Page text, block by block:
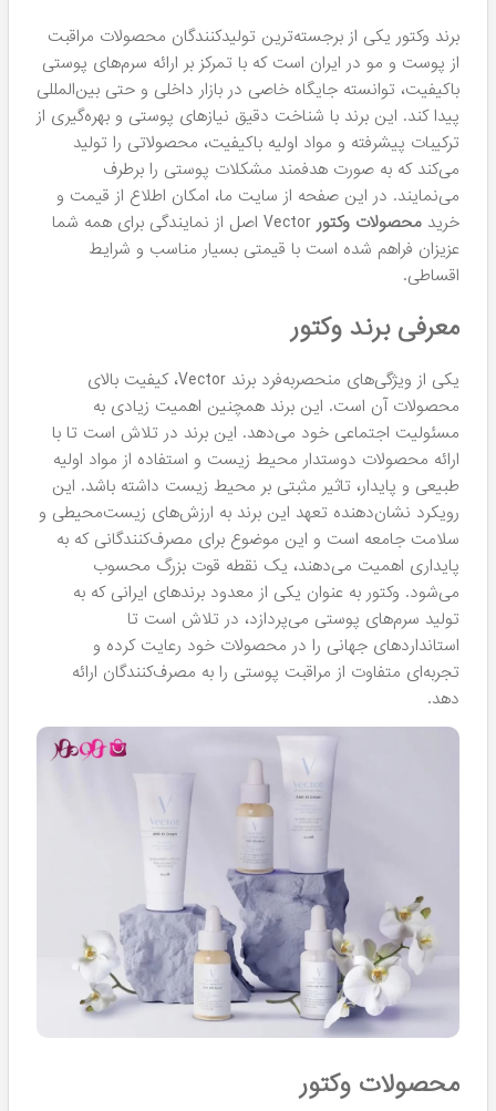
برند وکتور یکی از برجسته‌ترین تولیدکنندگان محصولات مراقبت
از پوست و مو در ایران است که با تمرکز بر ارائه سرم‌های پوستی
باکیفیت، توانسته جایگاه خاصی در بازار داخلی و حتی بین‌المللی
پیدا کند. این برند با شناخت دقیق نیازهای پوستی و بهره‌گیری از
ترکیبات پیشرفته و مواد اولیه باکیفیت، محصولاتی را تولید
می‌کند که به صورت هدفمند مشکلات پوستی را برطرف
می‌نمایند. در این صفحه از سایت ما، امکان اطلاع از قیمت و
خرید محصولات وکتور
Vector اصل از نمایندگی برای همه شما
عزیزان فراهم شده است با قیمتی بسیار مناسب و شرایط
اقساطی.
معرفی برند وکتور
یکی از ویژگی‌های منحصربه‌فرد برند Vector، کیفیت بالای
محصولات آن است. این برند همچنین اهمیت زیادی به
مسئولیت اجتماعی خود می‌دهد. این برند در تلاش است تا با
ارائه محصولات دوستدار محیط زیست و استفاده از مواد اولیه
طبیعی و پایدار، تاثیر مثبتی بر محیط زیست داشته باشد. این
رویکرد نشان‌دهنده تعهد این برند به ارزش‌های زیست‌محیطی و
سلامت جامعه است و این موضوع برای مصرف‌کنندگانی که به
پایداری اهمیت می‌دهند، یک نقطه قوت بزرگ محسوب
می‌شود. وکتور به عنوان یکی از معدود برندهای ایرانی که به
تولید سرم‌های پوستی می‌پردازد، در تلاش است تا
استانداردهای جهانی را در محصولات خود رعایت کرده و
تجربه‌ای متفاوت از مراقبت پوستی را به مصرف‌کنندگان ارائه
دهد.
محصولات وکتور